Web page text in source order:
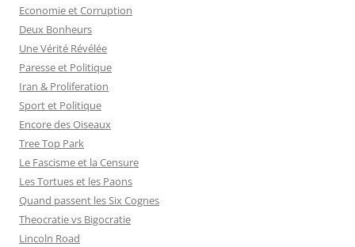
Economie et Corruption
Deux Bonheurs
Une Vérité Révélée
Paresse et Politique
Iran & Proliferation
Sport et Politique
Encore des Oiseaux
Tree Top Park
Le Fascisme et la Censure
Les Tortues et les Paons
Quand passent les Six Cognes
Theocratie vs Bigocratie
Lincoln Road